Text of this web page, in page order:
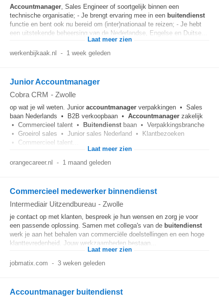
Accountmanager, Sales Engineer of soortgelijk binnen een
technische organisatie; - Je brengt ervaring mee in een buitendienst
functie en bent ook nu bereid om (inter)nationaal te reizen; - Je hebt
een uitstekende beheersing van de Nederlandse, Engelse en Duitse...
Laat meer zien
werkenbijkaak.nl - 1 week geleden
Junior Accountmanager
Cobra CRM - Zwolle
op wat je wil weten. Junior accountmanager verpakkingen • Sales
baan Nederlands • B2B verkoopbaan • Accountmanager zakelijk
• Commercieel talent • Buitendienst baan • Verpakkingsbranche
• Groeirol sales • Junior sales Nederland • Klantbezoeken
• Commercieel talent...
Laat meer zien
orangecareer.nl - 1 maand geleden
Commercieel medewerker binnendienst
Intermediair Uitzendbureau - Zwolle
je contact op met klanten, bespreek je hun wensen en zorg je voor
een passende oplossing. Samen met collega's van de buitendienst
werk je aan het behalen van commerciële doelstellingen en een hoge
klanttevredenheid. Jouw werkzaamheden bestaan...
Laat meer zien
jobmatix.com - 3 weken geleden
Accountmanager buitendienst